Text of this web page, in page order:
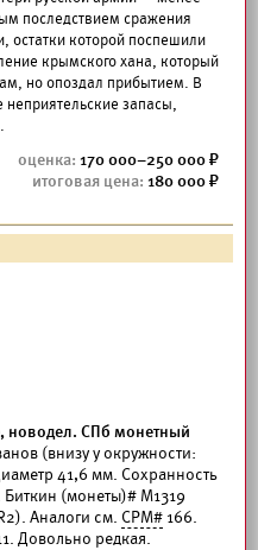
последствием сражения
остатки которой поспешили
крымского хана, который
но опоздал прибытием. В
неприятельские запасы,
170 000–250 000
180 000
новодел. СПб монетный
(внизу у окружности:
41,6 мм. Сохранность
Биткин (монеты)# М1319
Аналоги см. СРМ# 166.
Довольно редкая.